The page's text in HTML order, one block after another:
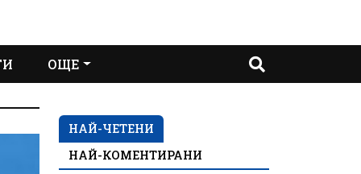
ОЩЕ
НАЙ-ЧЕТЕНИ
НАЙ-КОМЕНТИРАНИ